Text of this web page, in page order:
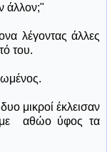
άλλον;"
λέγοντας άλλες
του.
μικροί έκλεισαν
με
αθώο ύφος τα